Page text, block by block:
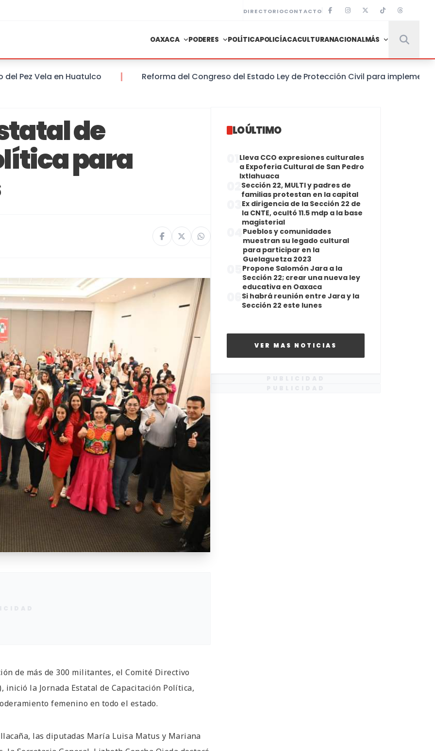
DIRECTORIOCONTACTO
OAXACA PODERES POLÍTICAPOLICÍACACULTURANACIONALMÁS
Vela en Huatulco Reforma del Congreso del Estado Ley de Protección Civil para implementar
de
para
de más de 300 militantes, el Comité Directivo
la Jornada Estatal de Capacitación Política,
femenino en todo el estado.
las diputadas María Luisa Matus y Mariana
LO ÚLTIMO
Lleva CCO expresiones culturales
a Expoferia Cultural de San Pedro
Ixtlahuaca
Sección 22, MULTI y padres de
familias protestan en la capital
Ex dirigencia de la Sección 22 de
la CNTE, ocultó 11.5 mdp a la base
magisterial
Pueblos y comunidades
muestran su legado cultural
para participar en la
Guelaguetza 2023
Propone Salomón Jara a la
Sección 22; crear una nueva ley
educativa en Oaxaca
Si habrá reunión entre Jara y la
Sección 22 este lunes
VER MAS NOTICIAS